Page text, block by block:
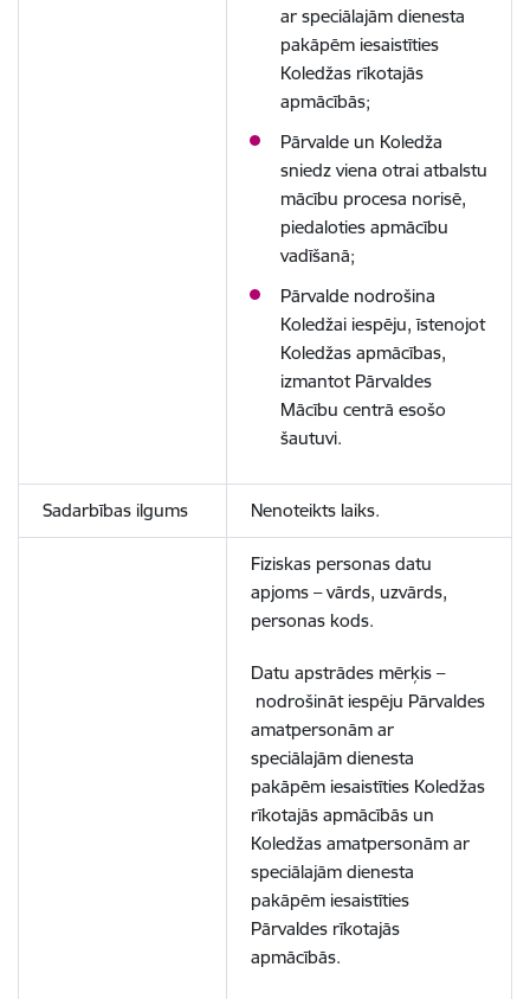
ar speciālajām dienesta
pakāpēm iesaistīties
Koledžas rīkotajās
apmācībās;
Pārvalde un Koledža
sniedz viena otrai atbalstu
mācību procesa norisē,
piedaloties apmācību
vadīšanā;
Pārvalde nodrošina
Koledžai iespēju, īstenojot
Koledžas apmācības,
izmantot Pārvaldes
Mācību centrā esošo
šautuvi.
Sadarbības ilgums Nenoteikts laiks.
Fiziskas personas datu
apjoms – vārds, uzvārds,
personas kods.
Datu apstrādes mērķis –
nodrošināt iespēju Pārvaldes
amatpersonām ar
speciālajām dienesta
pakāpēm iesaistīties Koledžas
rīkotajās apmācībās un
Koledžas amatpersonām ar
speciālajām dienesta
pakāpēm iesaistīties
Pārvaldes rīkotajās
apmācībās.